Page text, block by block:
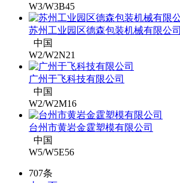
W3/W3B45
苏州工业园区德森包装机械有限公司
中国
W2/W2N21
广州于飞科技有限公司
中国
W2/W2M16
台州市黄岩金霆塑模有限公司
中国
W5/W5E56
707条